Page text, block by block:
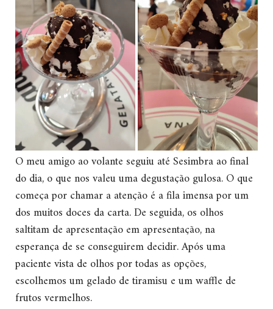
O meu amigo ao volante seguiu até Sesimbra ao final
do dia, o que nos valeu uma degustação gulosa. O que
começa por chamar a atenção é a fila imensa por um
dos muitos doces da carta. De seguida, os olhos
saltitam de apresentação em apresentação, na
esperança de se conseguirem decidir. Após uma
paciente vista de olhos por todas as opções,
escolhemos um gelado de tiramisu e um waffle de
frutos vermelhos.